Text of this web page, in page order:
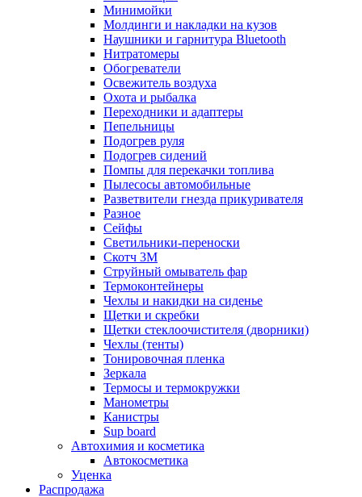
Минимойки
Молдинги и накладки на кузов
Наушники и гарнитура Bluetooth
Нитратомеры
Обогреватели
Освежитель воздуха
Охота и рыбалка
Переходники и адаптеры
Пепельницы
Подогрев руля
Подогрев сидений
Помпы для перекачки топлива
Пылесосы автомобильные
Разветвители гнезда прикуривателя
Разное
Сейфы
Светильники-переноски
Скотч 3М
Струйный омыватель фар
Термоконтейнеры
Чехлы и накидки на сиденье
Щетки и скребки
Щетки стеклоочистителя (дворники)
Чехлы (тенты)
Тонировочная пленка
Зеркалa
Термосы и термокружки
Манометры
Канистры
Sup board
Автохимия и косметика
Автокосметика
Уценка
Распродажа